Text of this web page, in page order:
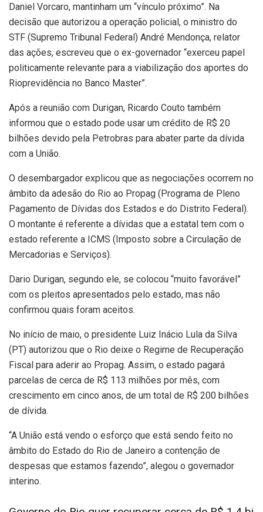
Daniel Vorcaro, mantinham um “vínculo próximo”. Na
decisão que autorizou a operação policial, o ministro do
STF (Supremo Tribunal Federal) André Mendonça, relator
das ações, escreveu que o ex-governador “exerceu papel
politicamente relevante para a viabilização dos aportes do
Rioprevidência no Banco Master”.
Após a reunião com Durigan, Ricardo Couto também
informou que o estado pode usar um crédito de R$ 20
bilhões devido pela Petrobras para abater parte da dívida
com a União.
O desembargador explicou que as negociações ocorrem no
âmbito da adesão do Rio ao Propag (Programa de Pleno
Pagamento de Dívidas dos Estados e do Distrito Federal).
O montante é referente a dívidas que a estatal tem com o
estado referente a ICMS (Imposto sobre a Circulação de
Mercadorias e Serviços).
Dario Durigan, segundo ele, se colocou “muito favorável”
com os pleitos apresentados pelo estado, mas não
confirmou quais foram aceitos.
No início de maio, o presidente Luiz Inácio Lula da Silva
(PT) autorizou que o Rio deixe o Regime de Recuperação
Fiscal para aderir ao Propag. Assim, o estado pagará
parcelas de cerca de R$ 113 milhões por mês, com
crescimento em cinco anos, de um total de R$ 200 bilhões
de dívida.
“A União está vendo o esforço que está sendo feito no
âmbito do Estado do Rio de Janeiro a contenção de
despesas que estamos fazendo”, alegou o governador
interino.